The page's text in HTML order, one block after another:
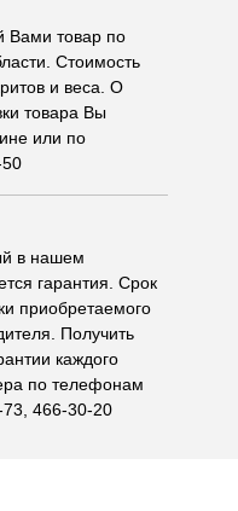
Вами товар по
Стоимость
и веса. О
товара Вы
или по
в нашем
гарантия. Срок
приобретаемого
Получить
каждого
по телефонам
466-30-20